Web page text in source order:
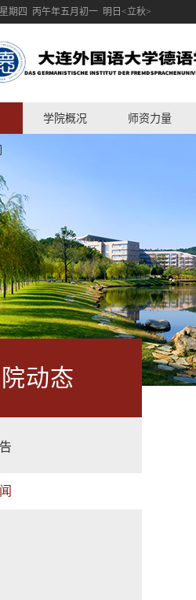
期四 丙午年五月初一 明日<立秋>
学院概况 师资力量
动态